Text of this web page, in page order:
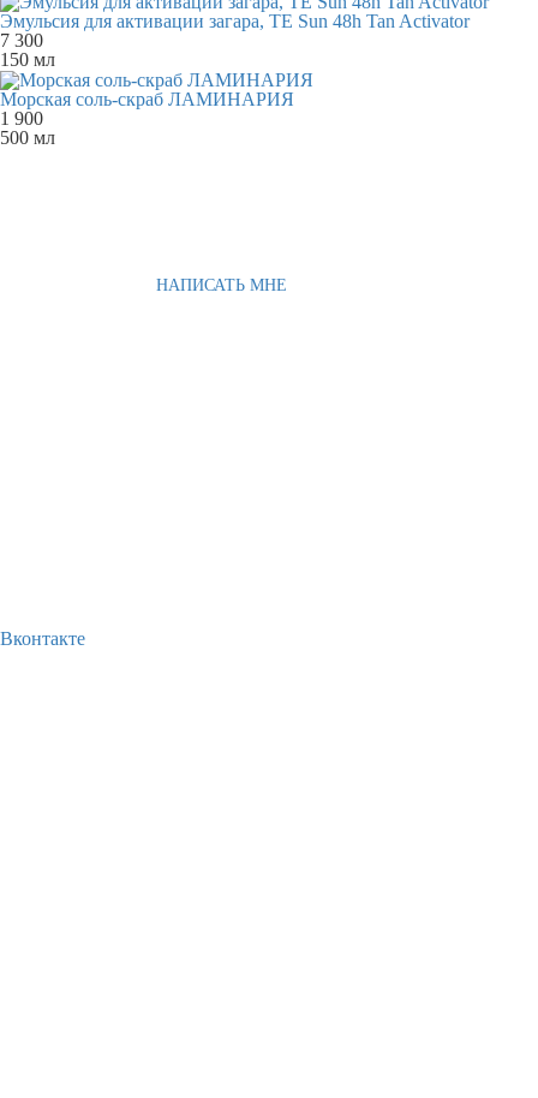
Эмульсия для активации загара, TE Sun 48h Tan Activator
7 300
150 мл
Морская соль-скраб ЛАМИНАРИЯ
1 900
500 мл
НАПИСАТЬ МНЕ
Вконтакте